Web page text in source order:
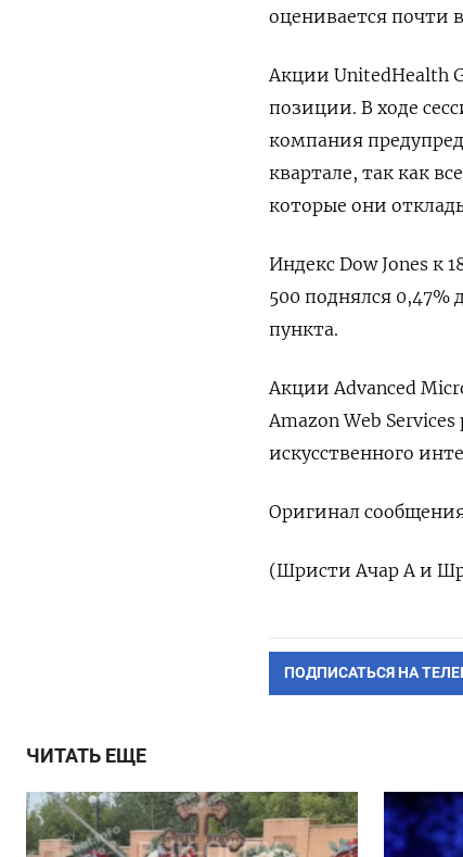
оценивается почти
Акции UnitedHealth
позиции. В ходе
компания
квартале, так как
которые они
Индекс Dow Jones к
500 поднялся 0,47%
пункта.
Акции Advanced
Amazon Web
искусственного
Оригинал
(Шристи Ачар А и
ПОДПИСАТЬСЯ НА
ЧИТАТЬ ЕЩЕ